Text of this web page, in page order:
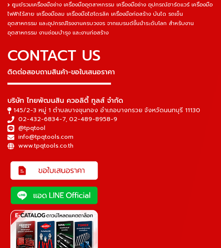
ศูนย์รวมเครื่องมือช่าง เครื่องมืออุตสาหกรรม เครื่องมือช่าง อุปกรณ์ฮาร์ดแวร์ เครื่องมือ
ไฟฟ้าไร้สาย เครื่องมือลม เครื่องมือไฮโดรลิค เครื่องมือก่อสร้าง บันได รถเข็น
อุตสาหกรรม และอุปกรณ์โรงงานครบวงจร จากแบรนด์ชั้นนำระดับโลก สำหรับงาน
อุตสาหกรรม งานซ่อมบำรุง และงานก่อสร้าง
CONTACT US
ติดต่อสอบถามสินค้า-ขอใบเสนอราคา
▬▬▬▬▬▬▬▬▬▬▬▬▬▬▬
บริษัท ไทยพัฒนสิน ควอลิตี้ ทูลส์ จำกัด
145/2-3 หมู่ 1 ตำบลบางขุนกอง อำเภอบางกรวย จังหวัดนนทบุรี 11130
02-432-6834-7, 02-489-8958-9
@tpqtool
info@tpqtools.com
www.tpqtools.co.th